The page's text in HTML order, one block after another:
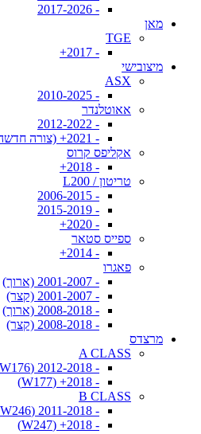
- 2017-2026
מאן
TGE
- 2017+
מיצובישי
ASX
- 2010-2025
אאוטלנדר
- 2012-2022
- 2021+ (צורה חדשה)
אקליפס קרוס
- 2018+
טריטון / L200
- 2006-2015
- 2015-2019
- 2020+
ספייס סטאר
- 2014+
פאגרו
- 2001-2007 (ארוך)
- 2001-2007 (קצר)
- 2008-2018 (ארוך)
- 2008-2018 (קצר)
מרצדס
A CLASS
- 2012-2018 (W176)
- 2018+ (W177)
B CLASS
- 2011-2018 (W246)
- 2018+ (W247)